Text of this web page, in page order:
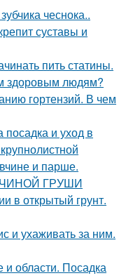
чеснока..
суставы и
пить статины.
здоровым людям?
гортензий. В чем
посадка и уход в
и парше.
ГРУШИ
в открытый грунт.
и ухаживать за ним.
области. Посадка